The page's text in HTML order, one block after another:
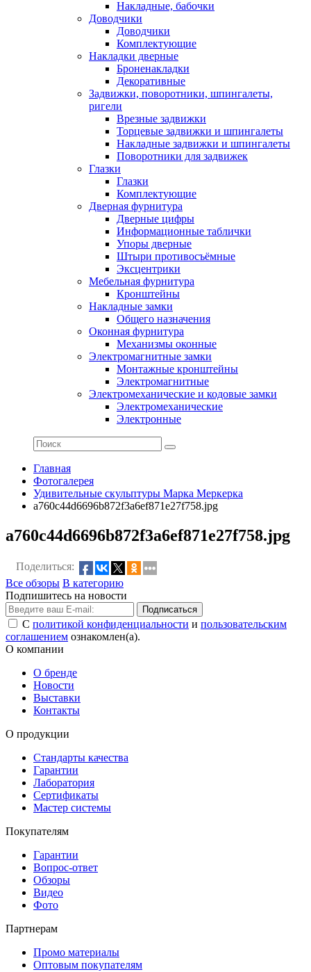
Накладные, бабочки
Доводчики
Доводчики
Комплектующие
Накладки дверные
Броненакладки
Декоративные
Задвижки, поворотники, шпингалеты,
ригели
Врезные задвижки
Торцевые задвижки и шпингалеты
Накладные задвижки и шпингалеты
Поворотники для задвижек
Глазки
Глазки
Комплектующие
Дверная фурнитура
Дверные цифры
Информационные таблички
Упоры дверные
Штыри противосъёмные
Эксцентрики
Мебельная фурнитура
Кронштейны
Накладные замки
Общего назначения
Оконная фурнитура
Механизмы оконные
Электромагнитные замки
Монтажные кронштейны
Электромагнитные
Электромеханические и кодовые замки
Электромеханические
Электронные
Главная
Фотогалерея
Удивительные скульптуры Марка Меркерка
a760c44d6696b872f3a6ef871e27f758.jpg
a760c44d6696b872f3a6ef871e27f758.jpg
Поделиться:
Все обзоры В категорию
Подпишитесь на новости
Подписаться
С политикой конфиденциальности и пользовательским
соглашением ознакомлен(а).
О компании
О бренде
Новости
Выставки
Контакты
О продукции
Стандарты качества
Гарантии
Лаборатория
Сертификаты
Мастер системы
Покупателям
Гарантии
Вопрос-ответ
Обзоры
Видео
Фото
Партнерам
Промо материалы
Оптовым покупателям